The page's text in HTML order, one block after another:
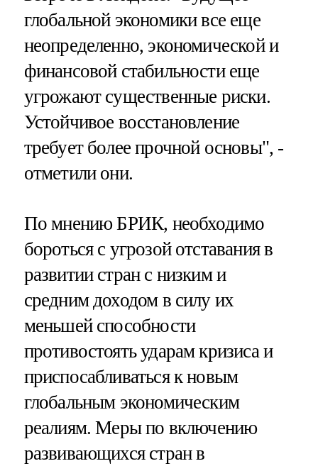
глобальной экономики все еще
неопределенно, экономической и
финансовой стабильности еще
угрожают существенные риски.
Устойчивое восстановление
требует более прочной основы", -
отметили они.
По мнению БРИК, необходимо
бороться с угрозой отставания в
развитии стран с низким и
средним доходом в силу их
меньшей способности
противостоять ударам кризиса и
приспосабливаться к новым
глобальным экономическим
реалиям. Меры по включению
развивающихся стран в